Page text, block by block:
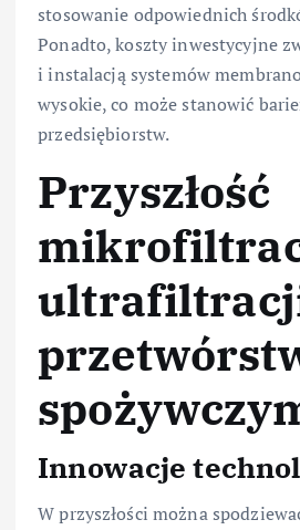
stosowanie odpowiednich
Ponadto, koszty inwestycyjne
i instalacją systemów
wysokie, co może stanowić
przedsiębiorstw.
Przyszłość
Innowacje
W przyszłości można